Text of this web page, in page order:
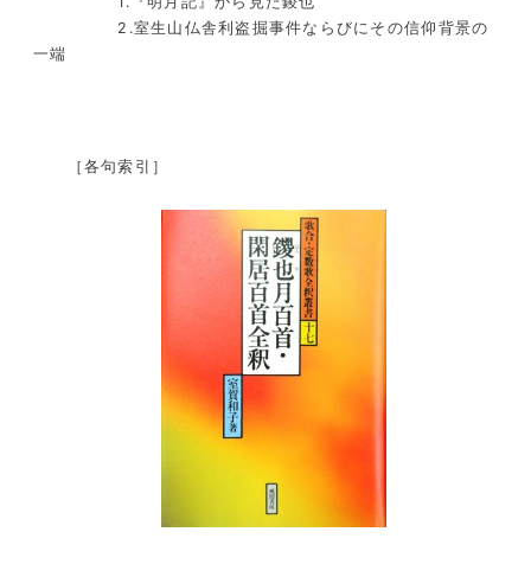
2.室生山仏舎利盗掘事件ならびにその信仰背景の
一端
［各句索引］